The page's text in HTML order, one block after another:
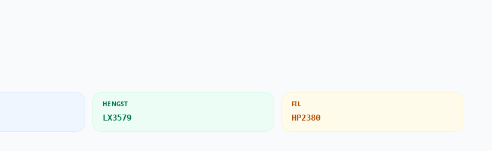
HENGST
LX3579
FIL
HP2380